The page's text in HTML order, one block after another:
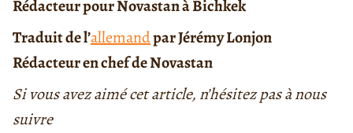
Rédacteur pour Novastan à Bichkek
Traduit de l’allemandpar Jérémy Lonjon
Rédacteur en chef de Novastan
Si vous avez aimé cet article, n’hésitez pas à nous
suivre